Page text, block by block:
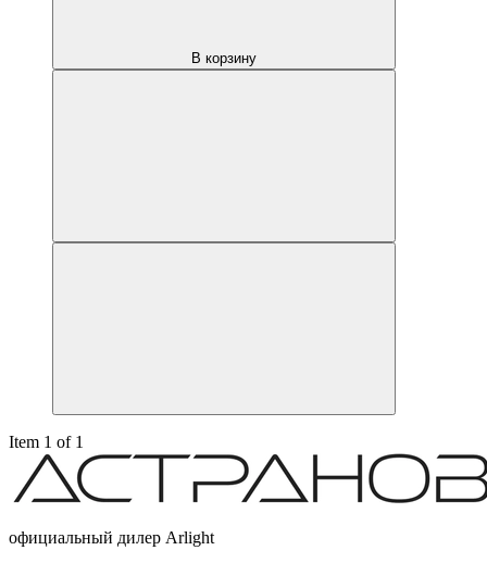
В корзину
Item 1 of 1
официальный дилер Arlight